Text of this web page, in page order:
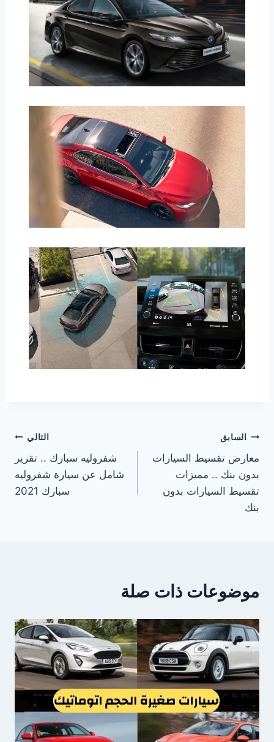
تصفّح
المقالات
السابق
معارض تقسيط السيارات
بدون بنك .. مميزات
تقسيط السيارات بدون
بنك
التالي
شفروليه سبارك .. تقرير
شامل عن سيارة شفروليه
سبارك 2021
موضوعات ذات صلة